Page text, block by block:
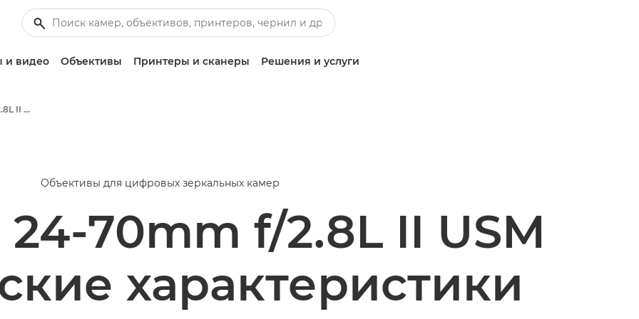
и видео Объективы Принтеры и сканеры Решения и услуги
Canon EF 24-70mm f/2.8L II USM - Объективы - Камера и фотообъективы
Объективы для цифровых зеркальных камер
24-70mm f/2.8L II USM
характеристики